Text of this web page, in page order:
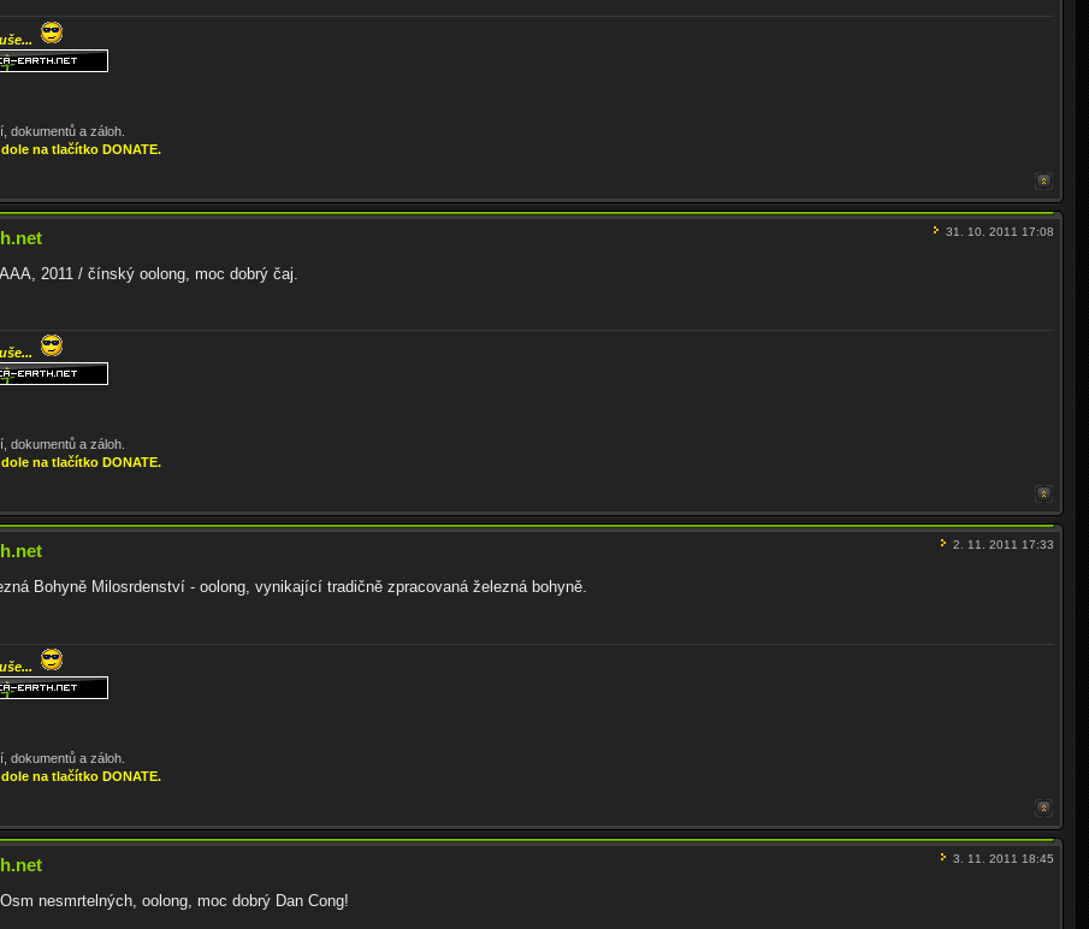
dokumentů a záloh.
na tlačítko DONATE.
31. 10. 2011 17:08
2011 / čínský oolong, moc dobrý čaj.
dokumentů a záloh.
na tlačítko DONATE.
2. 11. 2011 17:33
Bohyně Milosrdenství - oolong, vynikající tradičně zpracovaná železná bohyně.
dokumentů a záloh.
na tlačítko DONATE.
3. 11. 2011 18:45
nesmrtelných, oolong, moc dobrý Dan Cong!